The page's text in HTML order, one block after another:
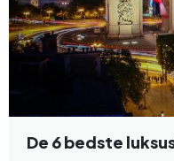
De 6 bedste